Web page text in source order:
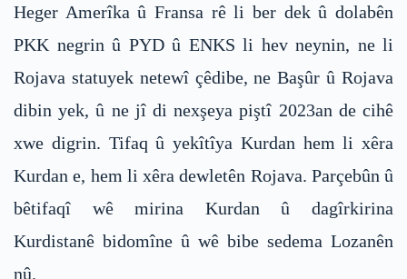
Heger Amerîka û Fransa rê li ber dek û dolabên
PKK negrin û PYD û ENKS li hev neynin, ne li
Rojava statuyek netewî çêdibe, ne Başûr û Rojava
dibin yek, û ne jî di nexşeya piştî 2023an de cihê
xwe digrin. Tifaq û yekîtîya Kurdan hem li xêra
Kurdan e, hem li xêra dewletên Rojava. Parçebûn û
bêtifaqî wê mirina Kurdan û dagîrkirina
Kurdistanê bidomîne û wê bibe sedema Lozanên
nû.